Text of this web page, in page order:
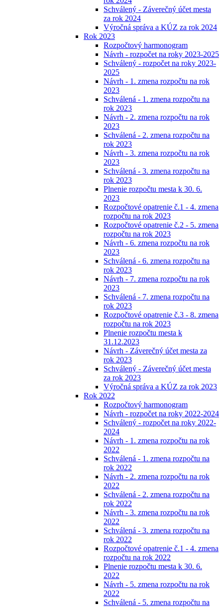
Schválený - Záverečný účet mesta
za rok 2024
Výročná správa a KÚZ za rok 2024
Rok 2023
Rozpočtový harmonogram
Návrh - rozpočet na roky 2023-2025
Schválený - rozpočet na roky 2023-
2025
Návrh - 1. zmena rozpočtu na rok
2023
Schválená - 1. zmena rozpočtu na
rok 2023
Návrh - 2. zmena rozpočtu na rok
2023
Schválená - 2. zmena rozpočtu na
rok 2023
Návrh - 3. zmena rozpočtu na rok
2023
Schválená - 3. zmena rozpočtu na
rok 2023
Plnenie rozpočtu mesta k 30. 6.
2023
Rozpočtové opatrenie č.1 - 4. zmena
rozpočtu na rok 2023
Rozpočtové opatrenie č.2 - 5. zmena
rozpočtu na rok 2023
Návrh - 6. zmena rozpočtu na rok
2023
Schválená - 6. zmena rozpočtu na
rok 2023
Návrh - 7. zmena rozpočtu na rok
2023
Schválená - 7. zmena rozpočtu na
rok 2023
Rozpočtové opatrenie č.3 - 8. zmena
rozpočtu na rok 2023
Plnenie rozpočtu mesta k
31.12.2023
Návrh - Záverečný účet mesta za
rok 2023
Schválený - Záverečný účet mesta
za rok 2023
Výročná správa a KÚZ za rok 2023
Rok 2022
Rozpočtový harmonogram
Návrh - rozpočet na roky 2022-2024
Schválený - rozpočet na roky 2022-
2024
Návrh - 1. zmena rozpočtu na rok
2022
Schválená - 1. zmena rozpočtu na
rok 2022
Návrh - 2. zmena rozpočtu na rok
2022
Schválená - 2. zmena rozpočtu na
rok 2022
Návrh - 3. zmena rozpočtu na rok
2022
Schválená - 3. zmena rozpočtu na
rok 2022
Rozpočtové opatrenie č.1 - 4. zmena
rozpočtu na rok 2022
Plnenie rozpočtu mesta k 30. 6.
2022
Návrh - 5. zmena rozpočtu na rok
2022
Schválená - 5. zmena rozpočtu na